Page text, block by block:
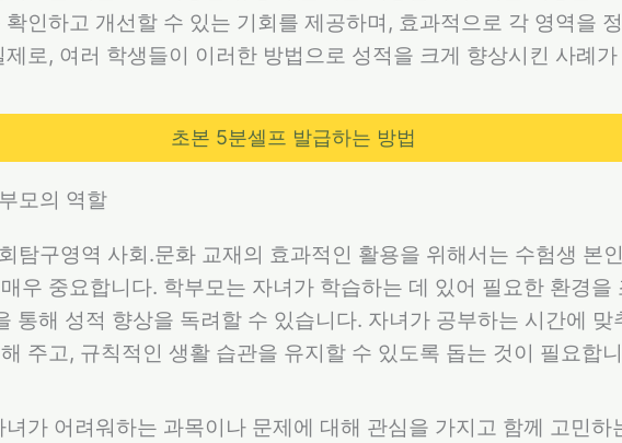
인하고 개선할 수 있는 기회를 제공하며, 효과적으로 각 영역을
로, 여러 학생들이 이러한 방법으로 성적을 크게 향상시킨 사례
초본 5분셀프 발급하는 방법
모의 역할
탐구영역 사회.문화 교재의 효과적인 활용을 위해서는 수험생 본
우 중요합니다. 학부모는 자녀가 학습하는 데 있어 필요한 환경을
통해 성적 향상을 독려할 수 있습니다. 자녀가 공부하는 시간에 맞
주고, 규칙적인 생활 습관을 유지할 수 있도록 돕는 것이 필요합
녀가 어려워하는 과목이나 문제에 대해 관심을 가지고 함께 고민하